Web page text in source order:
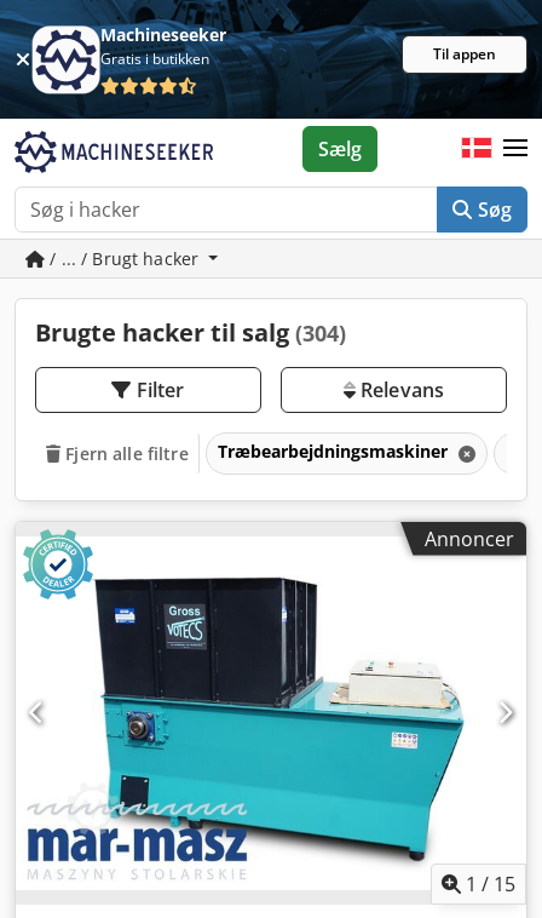
Machineseeker
Gratis i butikken Til appen
Søg
Sælg
/ ... / Brugt hacker
Brugte hacker til salg (304)
Filter Relevans
Fjern alle filtre Træbearbejdningsmaskiner
Annoncer
1 / 15